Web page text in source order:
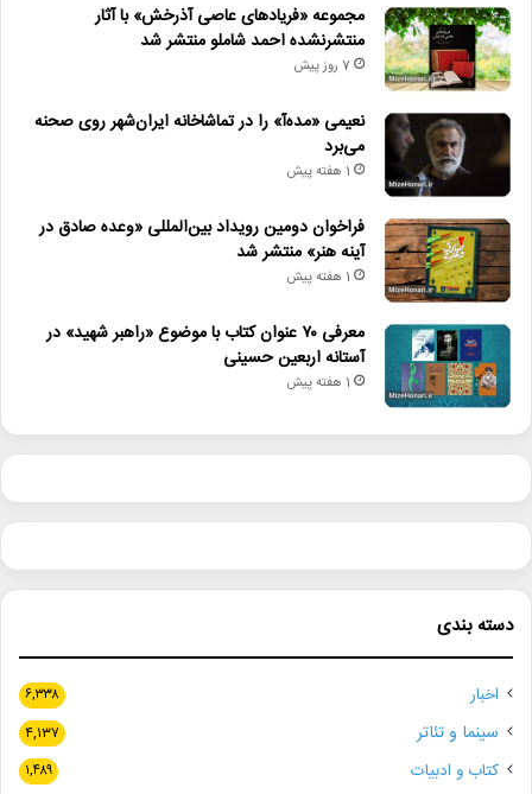
مجموعه «فریادهای عاصی آذرخش» با آثار
منتشرنشده احمد شاملو منتشر شد
7 روز پیش
نعیمی «مده‌آ» را در تماشاخانه ایران‌شهر روی صحنه
می‌برد
1 هفته پیش
فراخوان دومین رویداد بین‌المللی «وعده صادق در
آینه هنر» منتشر شد
1 هفته پیش
معرفی ۷۰ عنوان کتاب با موضوع «راهبر شهید» در
آستانه اربعین حسینی
1 هفته پیش
دسته بندی
اخبار ۶,۳۳۸
سینما و تئاتر ۴,۱۳۷
کتاب و ادبیات ۱,۴۸۹